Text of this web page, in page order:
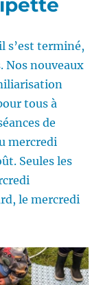
s’est terminé,
Nos nouveaux
tous à
de
mercredi
Seules les
le mercredi